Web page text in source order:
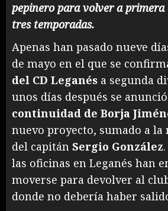
pepinero para volver a
tres temporadas.
Apenas han pasado nueve
de mayo en el que se
del CD Leganés a segunda
unos días después se
continuidad de Borja
nuevo proyecto, sumado a
del capitán Sergio González
las oficinas en Leganés han
moverse para devolver al
donde no debería haber